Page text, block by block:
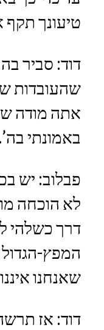
טיעונך תקף
דוד: סביר
שהעובדות
אתה מודה
באמונתי בה’.
פבלוב: יש
לא הוכחה
דרך כשלהי
המפץ-
שאנחנו
דוד: אז